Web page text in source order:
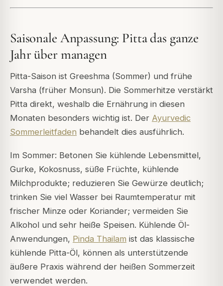
Saisonale Anpassung: Pitta das ganze
Jahr über managen
Pitta-Saison ist Greeshma (Sommer) und frühe
Varsha (früher Monsun). Die Sommerhitze verstärkt
Pitta direkt, weshalb die Ernährung in diesen
Monaten besonders wichtig ist. Der Ayurvedic
Sommerleitfaden behandelt dies ausführlich.
Im Sommer: Betonen Sie kühlende Lebensmittel,
Gurke, Kokosnuss, süße Früchte, kühlende
Milchprodukte; reduzieren Sie Gewürze deutlich;
trinken Sie viel Wasser bei Raumtemperatur mit
frischer Minze oder Koriander; vermeiden Sie
Alkohol und sehr heiße Speisen. Kühlende Öl-
Anwendungen, Pinda Thailam ist das klassische
kühlende Pitta-Öl, können als unterstützende
äußere Praxis während der heißen Sommerzeit
verwendet werden.